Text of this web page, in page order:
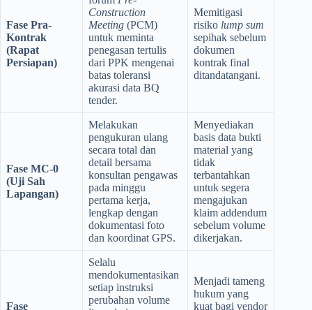
Fase Pra-
Kontrak
(Rapat
Persiapan)
Construction
Meeting (PCM)
untuk meminta
penegasan tertulis
dari PPK mengenai
batas toleransi
akurasi data BQ
tender.
Memitigasi
risiko lump sum
sepihak sebelum
dokumen
kontrak final
ditandatangani.
Fase MC-0
(Uji Sah
Lapangan)
Melakukan
pengukuran ulang
secara total dan
detail bersama
konsultan pengawas
pada minggu
pertama kerja,
lengkap dengan
dokumentasi foto
dan koordinat GPS.
Menyediakan
basis data bukti
material yang
tidak
terbantahkan
untuk segera
mengajukan
klaim addendum
sebelum volume
dikerjakan.
Fase
Selalu
mendokumentasikan
setiap instruksi
perubahan volume
Menjadi tameng
hukum yang
kuat bagi vendor